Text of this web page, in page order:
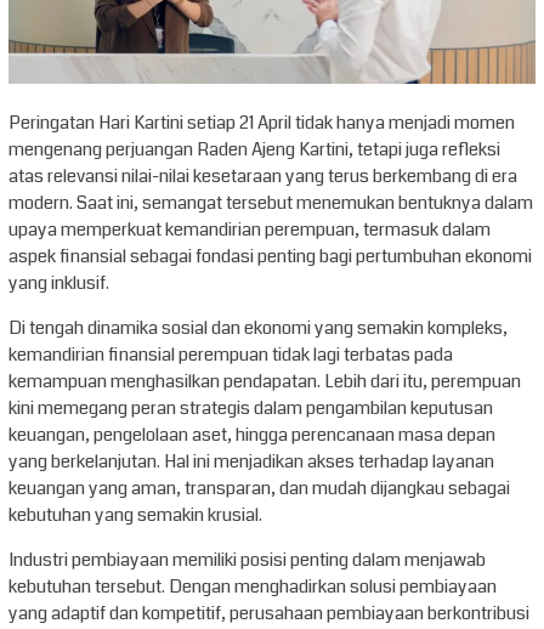
Peringatan Hari Kartini setiap 21 April tidak hanya menjadi momen
mengenang perjuangan Raden Ajeng Kartini, tetapi juga refleksi
atas relevansi nilai-nilai kesetaraan yang terus berkembang di era
modern. Saat ini, semangat tersebut menemukan bentuknya dalam
upaya memperkuat kemandirian perempuan, termasuk dalam
aspek finansial sebagai fondasi penting bagi pertumbuhan ekonomi
yang inklusif.
Di tengah dinamika sosial dan ekonomi yang semakin kompleks,
kemandirian finansial perempuan tidak lagi terbatas pada
kemampuan menghasilkan pendapatan. Lebih dari itu, perempuan
kini memegang peran strategis dalam pengambilan keputusan
keuangan, pengelolaan aset, hingga perencanaan masa depan
yang berkelanjutan. Hal ini menjadikan akses terhadap layanan
keuangan yang aman, transparan, dan mudah dijangkau sebagai
kebutuhan yang semakin krusial.
Industri pembiayaan memiliki posisi penting dalam menjawab
kebutuhan tersebut. Dengan menghadirkan solusi pembiayaan
yang adaptif dan kompetitif, perusahaan pembiayaan berkontribusi